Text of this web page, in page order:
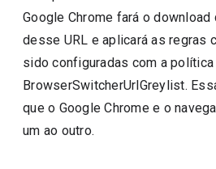
Google Chrome fará o
desse URL e aplicará as regras
sido configuradas com a política
BrowserSwitcherUrlGreylist.
que o Google Chrome e o
um ao outro.